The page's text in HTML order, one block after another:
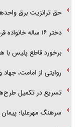
حق ترانزیت برق
دختر ۱۶ ساله خانواده قربانی بی‌توجهی به کمربند ایمنی
برخورد قاطع پلیس با
روایتی از امامت،
تسریع در تکمیل
سرهنگ مهرعلیا؛